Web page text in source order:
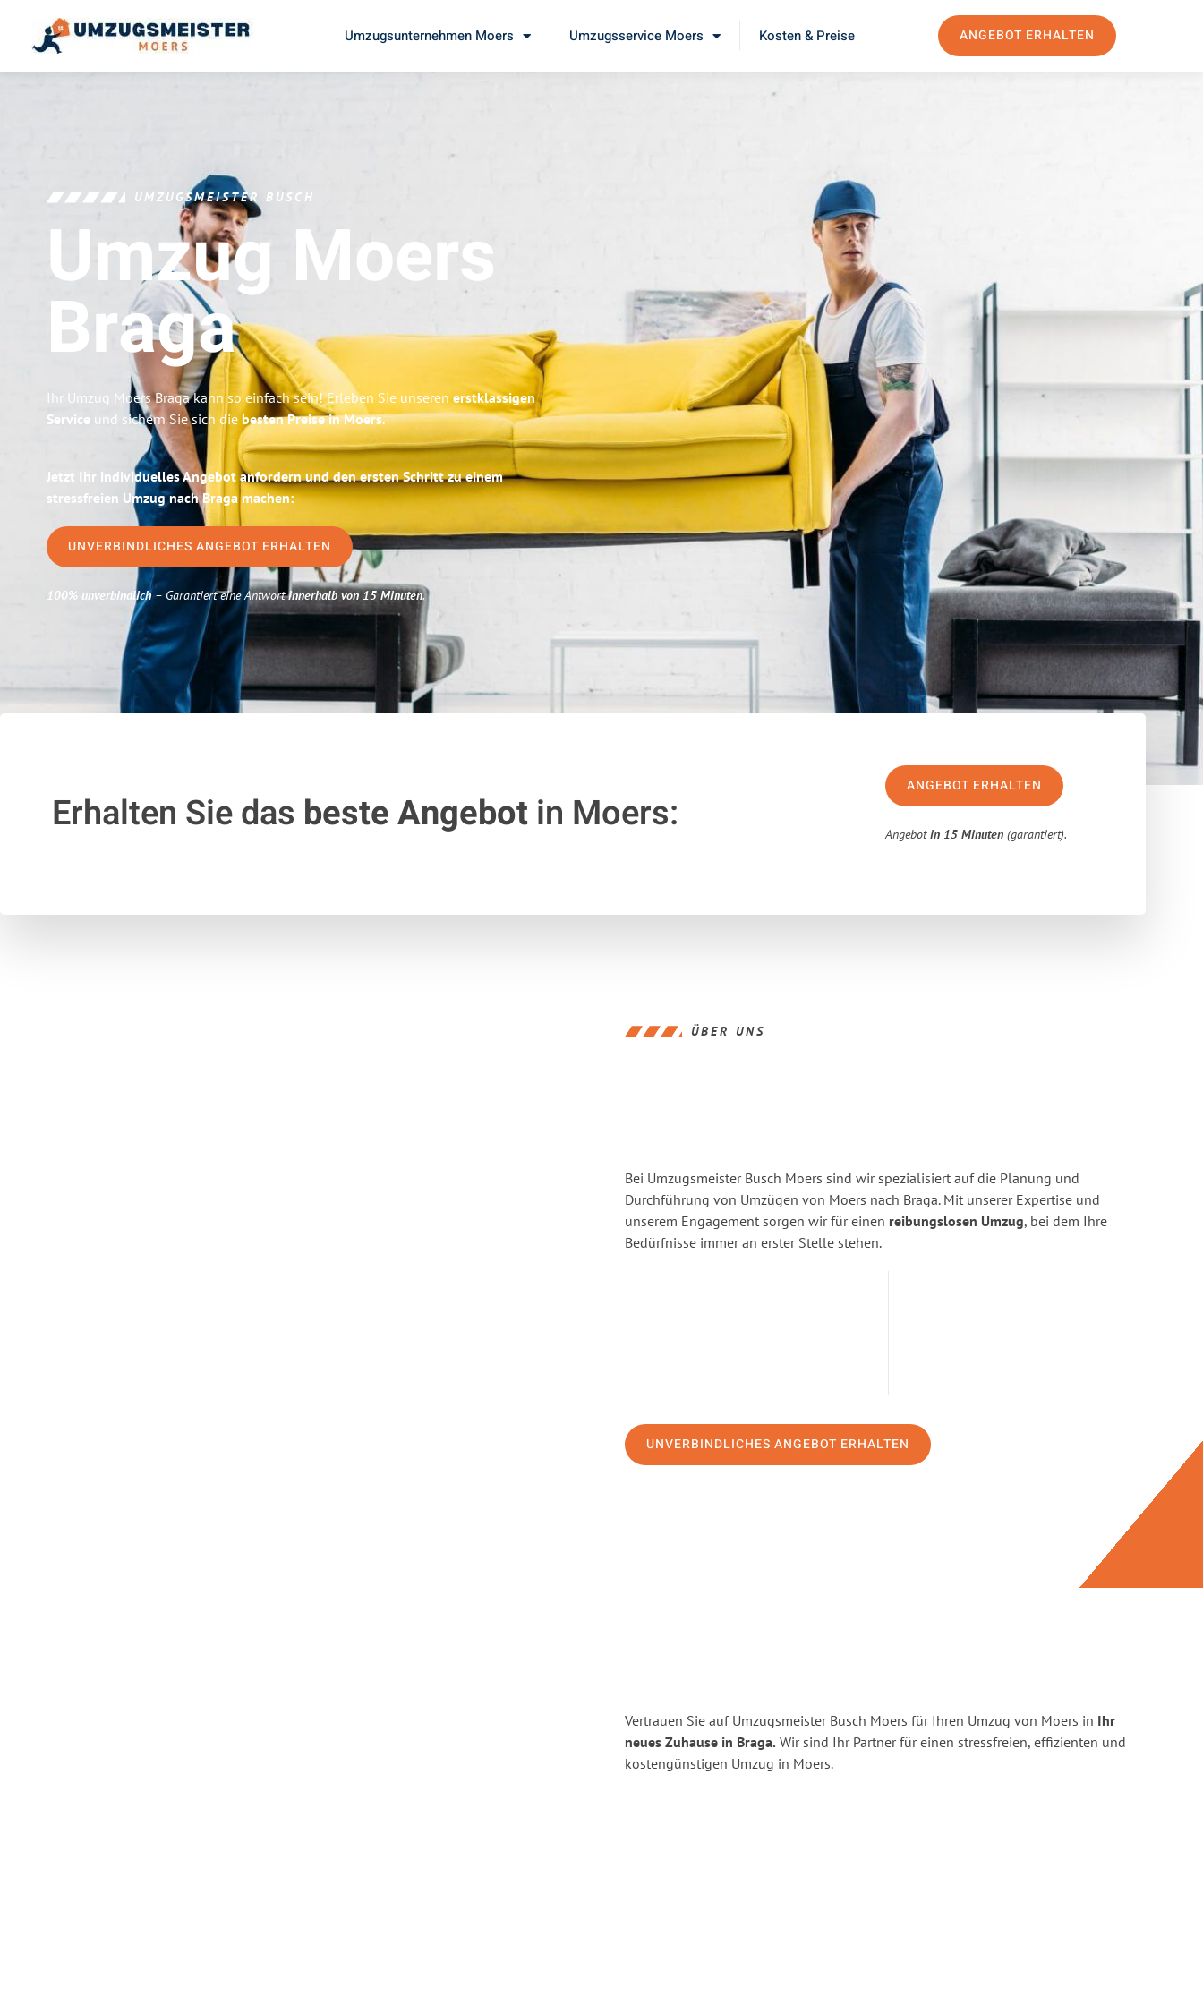
Umzugsunternehmen Moers Umzugsservice Moers Kosten & Preise ANGEBOT ERHALTEN
UMZUGSMEISTER BUSCH
Umzug Moers
Braga
Ihr Umzug Moers Braga kann so einfach sein! Erleben Sie unseren erstklassigen
Service und sichern Sie sich die besten Preise in Moers.
Jetzt Ihr individuelles Angebot anfordern und den ersten Schritt zu einem
stressfreien Umzug nach Braga machen:
UNVERBINDLICHES ANGEBOT ERHALTEN
100% unverbindlich– Garantiert eine Antwortinnerhalb von 15 Minuten.
Erhalten Sie das beste Angebotin Moers:
ANGEBOT ERHALTEN
Angebotin 15 Minuten (garantiert).
ÜBER UNS
Bei Umzugsmeister Busch Moers sind wir spezialisiert auf die Planung und
Durchführung von Umzügen von Moers nach Braga. Mit unserer Expertise und
unserem Engagement sorgen wir für einen reibungslosen Umzug, bei dem Ihre
Bedürfnisse immer an erster Stelle stehen.
UNVERBINDLICHES ANGEBOT ERHALTEN
Vertrauen Sie auf Umzugsmeister Busch Moers für Ihren Umzug von Moers in Ihr
neues Zuhause in Braga. Wir sind Ihr Partner für einen stressfreien, effizienten und
kostengünstigen Umzug in Moers.